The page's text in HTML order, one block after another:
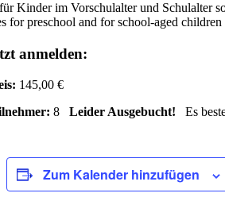
Kinder im Vorschulalter und Schulalter
for preschool and for school-aged
anmelden:
145,00 €
8Leider Ausgebucht! Es
Zum Kalender hinzufügen